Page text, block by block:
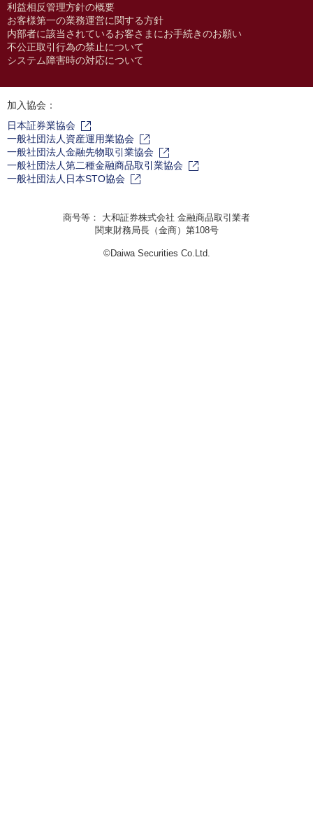
利益相反管理方針の概要
お客様第一の業務運営に関する方針
内部者に該当されているお客さまにお手続きのお願い
不公正取引行為の禁止について
システム障害時の対応について
加入協会：
日本証券業協会
一般社団法人資産運用業協会
一般社団法人金融先物取引業協会
一般社団法人第二種金融商品取引業協会
一般社団法人日本STO協会
商号等： 大和証券株式会社 金融商品取引業者
関東財務局長（金商）第108号
©Daiwa Securities Co.Ltd.